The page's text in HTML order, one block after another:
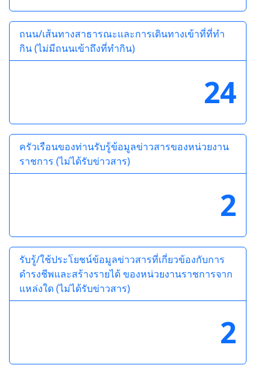
ถนน/เส้นทางสาธารณะและการเดินทางเข้าที่ที่ทำ
กิน (ไม่มีถนนเข้าถึงที่ทำกิน)
24
ครัวเรือนของท่านรับรู้ข้อมูลข่าวสารของหน่วยงาน
ราชการ (ไม่ได้รับข่าวสาร)
2
รับรู้/ใช้ประโยชน์ข้อมูลข่าวสารที่เกี่ยวข้องกับการ
ดำรงชีพและสร้างรายได้ ของหน่วยงานราชการจาก
แหล่งใด (ไม่ได้รับข่าวสาร)
2